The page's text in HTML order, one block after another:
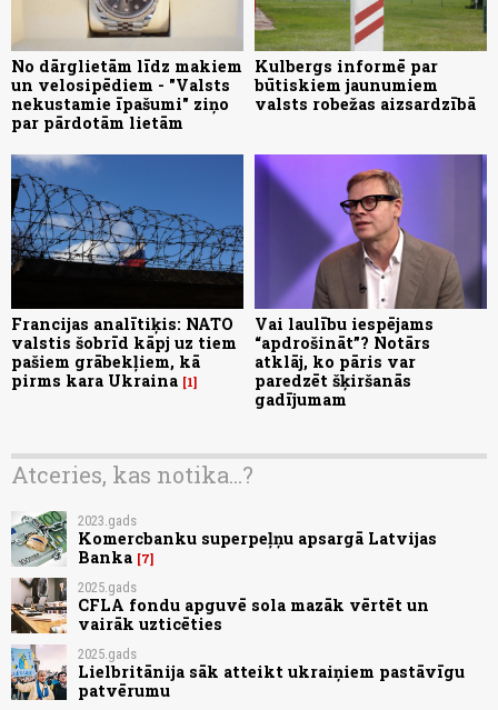
No dārglietām līdz makiem
un velosipēdiem - "Valsts
nekustamie īpašumi" ziņo
par pārdotām lietām
Kulbergs informē par
būtiskiem jaunumiem
valsts robežas aizsardzībā
Francijas analītiķis: NATO
valstis šobrīd kāpj uz tiem
pašiem grābekļiem, kā
pirms kara Ukraina 1
Vai laulību iespējams
“apdrošināt”? Notārs
atklāj, ko pāris var
paredzēt šķiršanās
gadījumam
Atceries, kas notika...?
2023.gads
Komercbanku superpeļņu apsargā Latvijas
Banka 7
2025.gads
CFLA fondu apguvē sola mazāk vērtēt un
vairāk uzticēties
2025.gads
Lielbritānija sāk atteikt ukraiņiem pastāvīgu
patvērumu